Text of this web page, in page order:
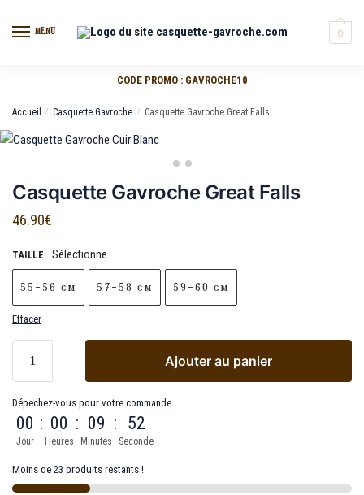
MENU 0
CODE PROMO : GAVROCHE10
Accueil / Casquette Gavroche / Casquette Gavroche Great Falls
Casquette Gavroche Great Falls
46.90€
TAILLE: Sélectionne
55-56 cm 57-58 cm 59-60 cm
Effacer
Ajouter au panier
Dépechez-vous pour votre commande
00
Jour
: 00
Heures
: 09
Minutes
: 52
Seconde
Moins de 23 produits restants !